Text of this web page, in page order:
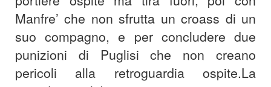
Manfre’ che non sfrutta un croass di un
suo compagno, e per concludere due
punizioni di Puglisi che non creano
pericoli alla retroguardia ospite.La